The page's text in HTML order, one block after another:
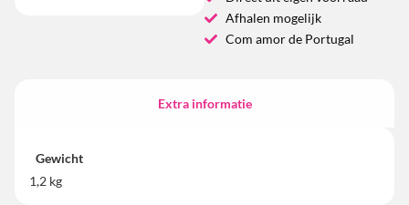
Afhalen mogelijk
Com amor de Portugal
Extra informatie
Gewicht
1,2 kg